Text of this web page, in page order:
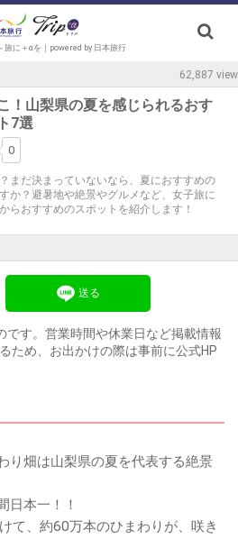
旅に＋αを｜powered by 日本旅行
62,887 view
！山梨県の夏を感じられるおす
7選
0
まだ決まっていないなら、夏におすすめの
か？避暑地や絶景やグルメなど、女子旅に
らおすすめのスポットを紹介します！
送る
です。営業時間や休業日など掲載情報
ため、お出かけの際は事前に公式HP
り畑は山梨県の夏を代表する絶景
日本一！！
て、約60万本のひまわりが、咲き